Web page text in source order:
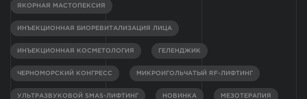
ЯКОРНАЯ МАСТОПЕКСИЯ
ИНЪЕКЦИОННАЯ БИОРЕВИТАЛИЗАЦИЯ ЛИЦА
ИНЪЕКЦИОННАЯ КОСМЕТОЛОГИЯ ГЕЛЕНДЖИК
ЧЕРНОМОРСКИЙ КОНГРЕСС МИКРОИГОЛЬЧАТЫЙ RF-ЛИФТИНГ
УЛЬТРАЗВУКОВОЙ SMAS-ЛИФТИНГ НОВИНКА МЕЗОТЕРАПИЯ